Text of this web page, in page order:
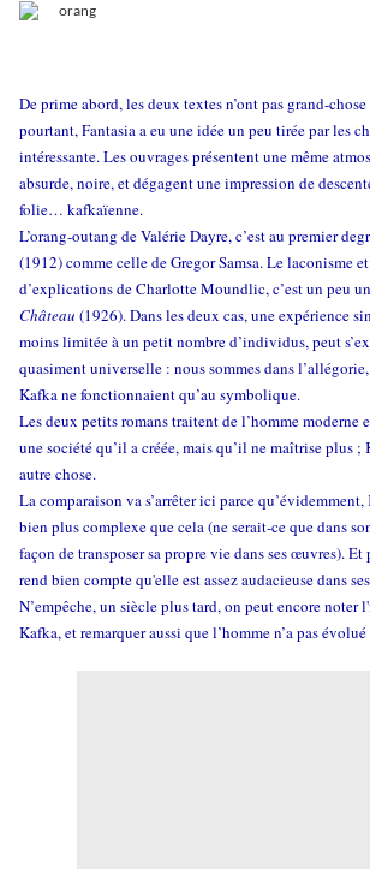
De prime abord, les deux textes n’ont pas grand-
pourtant, Fantasia a eu une idée un peu tirée par les
intéressante. Les ouvrages présentent une même
absurde, noire, et dégagent une impression de
folie… kafkaïenne.
L’orang-outang de Valérie Dayre, c’est au premier
(1912) comme celle de Gregor Samsa. Le laconisme
d’explications de Charlotte Moundlic, c’est un peu un
Château (1926). Dans les deux cas, une expérience
moins limitée à un petit nombre d’individus, peut
quasiment universelle : nous sommes dans
Kafka ne fonctionnaient qu’au symbolique.
Les deux petits romans traitent de l’homme moderne
une société qu’il a créée, mais qu’il ne maîtrise plus ;
autre chose.
La comparaison va s’arrêter ici parce
bien plus complexe que cela (ne serait-ce que dans
façon de transposer sa propre vie dans ses œuvres). Et
rend bien compte qu'elle est assez audacieuse dans
N’empêche, un siècle plus tard, on peut encore noter
Kafka, et remarquer aussi que l’homme n’a pas